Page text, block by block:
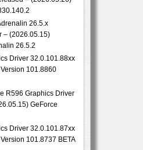
26.5.x
– (2026.05.15)
26.5.2
Driver 32.0.101.88xx
101.8860
R596 Graphics Driver
GeForce
Driver 32.0.101.87xx
101.8737 BETA